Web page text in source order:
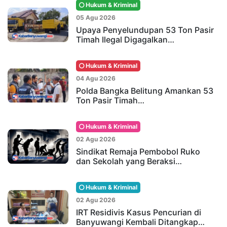
Hukum & Kriminal
05 Agu 2026
Upaya Penyelundupan 53 Ton Pasir
Timah Ilegal Digagalkan…
Hukum & Kriminal
04 Agu 2026
Polda Bangka Belitung Amankan 53
Ton Pasir Timah…
Hukum & Kriminal
02 Agu 2026
Sindikat Remaja Pembobol Ruko
dan Sekolah yang Beraksi…
Hukum & Kriminal
02 Agu 2026
IRT Residivis Kasus Pencurian di
Banyuwangi Kembali Ditangkap…